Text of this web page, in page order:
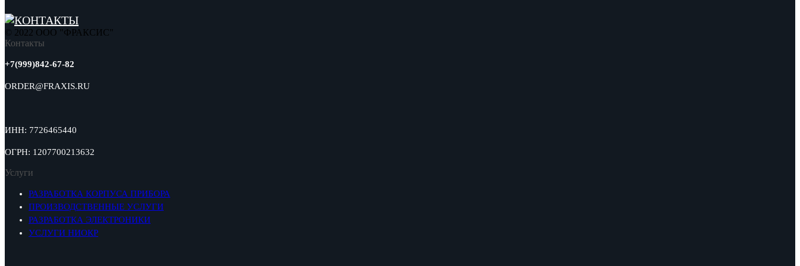
© 2022 ООО "ФРАКСИС"
Контакты
+7(999)842-67-82
ORDER@FRAXIS.RU
ИНН: 7726465440
ОГРН: 1207700213632
Услуги
РАЗРАБОТКА КОРПУСА ПРИБОРА
ПРОИЗВОДСТВЕННЫЕ УСЛУГИ
РАЗРАБОТКА ЭЛЕКТРОНИКИ
УСЛУГИ НИОКР